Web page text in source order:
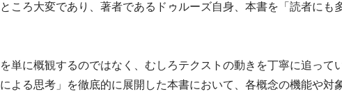
ころ大変であり、著者であるドゥルーズ自身、本書を「読者にも
単に概観するのではなく、むしろテクストの動きを丁寧に追っ
よる思考」を徹底的に展開した本書において、各概念の機能や